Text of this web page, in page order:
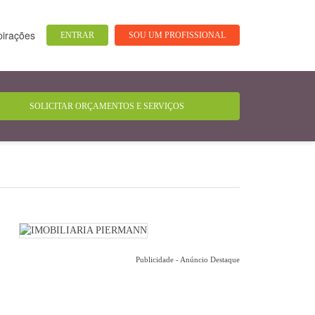
ENTRAR SOU UM PROFISSIONAL
Publicidade - Anúncio Destaque